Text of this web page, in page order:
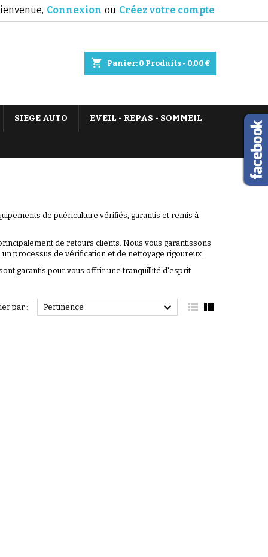
Connexion ou Créez votre compte
shopping_cart Panier: 0 Produits - 0,00 €
SIEGE AUTO EVEIL - REPAS - SOMMEIL
de puériculture vérifiés, garantis et remis à
de retours clients. Nous vous garantissons
processus de vérification et de nettoyage rigoureux.
garantis pour vous offrir une tranquillité d'esprit
par : Pertinence   